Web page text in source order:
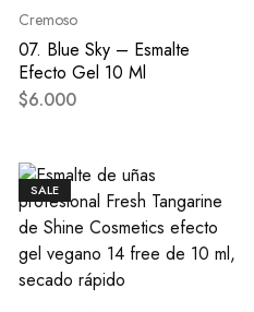
Cremoso
07. Blue Sky – Esmalte
Efecto Gel 10 Ml
$6.000
SALE